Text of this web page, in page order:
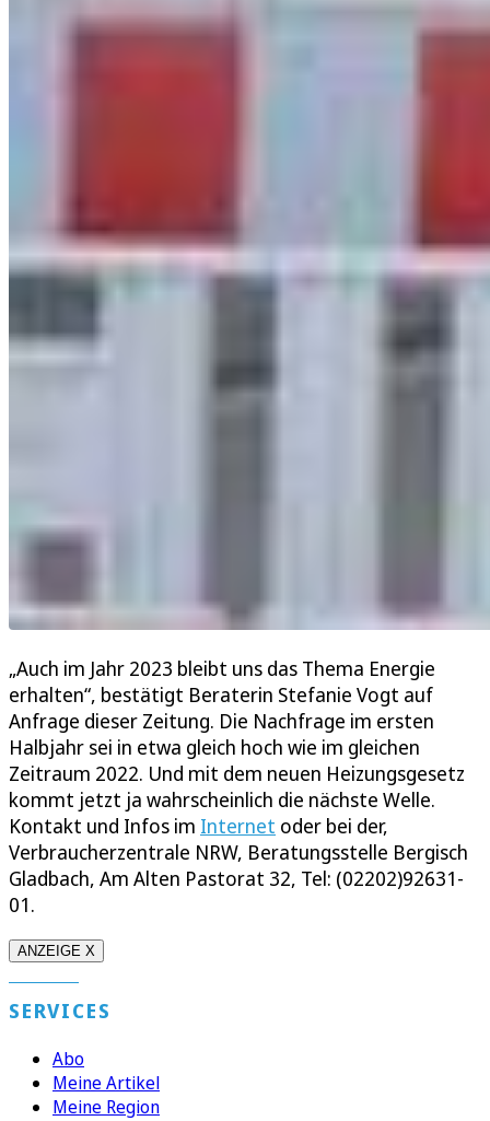
„Auch im Jahr 2023 bleibt uns das Thema Energie
erhalten“, bestätigt Beraterin Stefanie Vogt auf
Anfrage dieser Zeitung. Die Nachfrage im ersten
Halbjahr sei in etwa gleich hoch wie im gleichen
Zeitraum 2022. Und mit dem neuen Heizungsgesetz
kommt jetzt ja wahrscheinlich die nächste Welle.
Kontakt und Infos im Internet oder bei der,
Verbraucherzentrale NRW, Beratungsstelle Bergisch
Gladbach, Am Alten Pastorat 32, Tel: (02202)92631-
01.
ANZEIGE X
SERVICES
Abo
Meine Artikel
Meine Region